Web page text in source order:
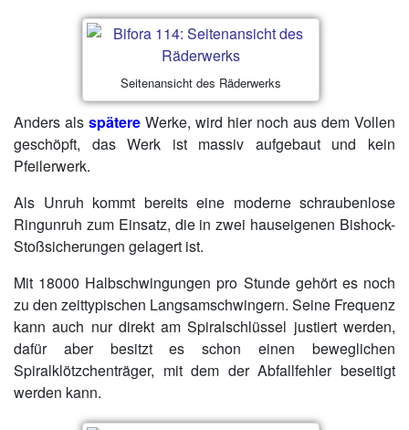
Seitenansicht des Räderwerks
Anders als spätere Werke, wird hier noch aus dem Vollen
geschöpft, das Werk ist massiv aufgebaut und kein
Pfeilerwerk.
Als Unruh kommt bereits eine moderne schraubenlose
Ringunruh zum Einsatz, die in zwei hauseigenen Bishock-
Stoßsicherungen gelagert ist.
Mit 18000 Halbschwingungen pro Stunde gehört es noch
zu den zeittypischen Langsamschwingern. Seine Frequenz
kann auch nur direkt am Spiralschlüssel justiert werden,
dafür aber besitzt es schon einen beweglichen
Spiralklötzchenträger, mit dem der Abfallfehler beseitigt
werden kann.